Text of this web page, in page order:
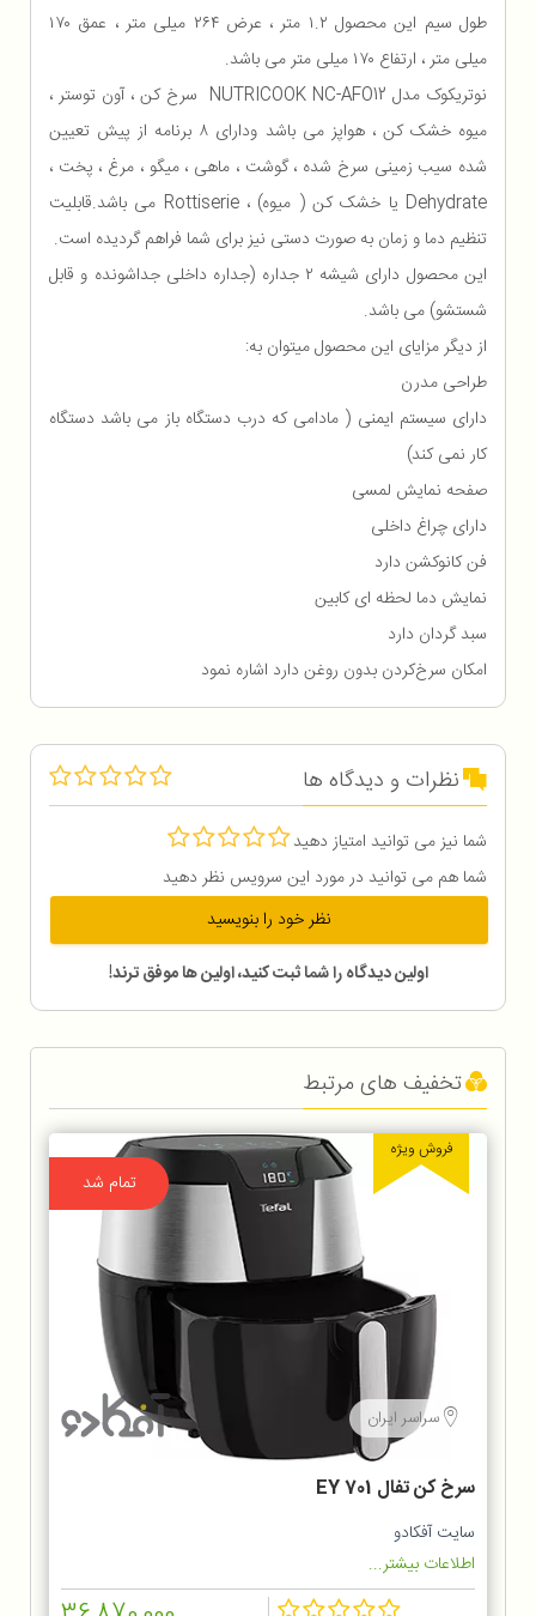
طول سیم این محصول ۱.۲ متر ، عرض ۲۶۴ میلی متر ، عمق ۱۷۰
میلی متر ، ارتفاع ۱۷۰ میلی متر می باشد.
نوتریکوک مدل NUTRICOOK NC-AFO12 سرخ کن ، آون توستر ،
میوه خشک کن ، هواپز می باشد ودارای ۸ برنامه از پیش تعیین
شده سیب زمینی سرخ شده ، گوشت ، ماهی ، میگو ، مرغ ، پخت ،
Dehydrate یا خشک کن ( میوه) ، Rottiserie می باشد.قابلیت
تنظیم دما و زمان به صورت دستی نیز برای شما فراهم گردیده است.
این محصول دارای شیشه ۲ جداره (جداره داخلی جداشونده و قابل
شستشو) می باشد.
از دیگر مزایای این محصول میتوان به:
طراحی مدرن
دارای سیستم ایمنی ( مادامی که درب دستگاه باز می باشد دستگاه
کار نمی کند)
صفحه نمایش لمسی
دارای چراغ داخلی
فن کانوکشن دارد
نمایش دما لحظه ای کابین
سبد گردان دارد
امکان سرخ‌کردن بدون روغن دارد اشاره نمود
نظرات و دیدگاه ها
شما نیز می توانید امتیاز دهید
شما هم می توانید در مورد این سرویس نظر دهید
نظر خود را بنویسید
اولین دیدگاه را شما ثبت کنید، اولین ها موفق ترند!
تخفیف های مرتبط
تمام شد
فروش ویژه
سراسر ایران
سرخ كن تفال EY 701
سایت آفکادو
اطلاعات بیشتر...